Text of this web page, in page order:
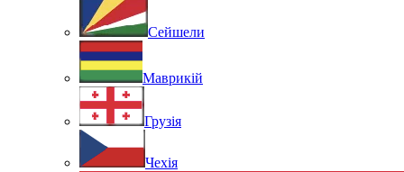
Сейшели
Маврикій
Грузія
Чехія